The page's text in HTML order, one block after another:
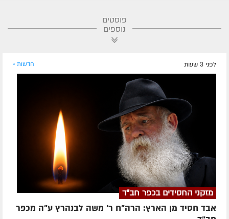
פוסטים
נוספים
לפני 3 שעות חדשות »
מזקני החסידים בכפר חב"ד
אבד חסיד מן הארץ: הרה"ח ר' משה לבנהרץ ע"ה מכפר